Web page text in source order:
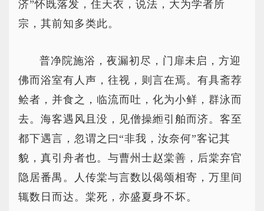
济”怀既落发，住天衣，说法，大为学者所
宗，其前知多类此。
普净院施浴，夜漏初尽，门扉未启，方迎
佛而浴室有人声，往视，则言在焉。有具斋荐
鲙者，并食之，临流而吐，化为小鲜，群泳而
去。海客遇风且没，见僧操縆引舶而济。客至
都下遇言，忽谓之曰“非我，汝奈何”客记其
貌，真引舟者也。与曹州士赵棠善，后棠弃官
隐居番禺。人传棠与言数以偈颂相寄，万里间
辄数日而达。棠死，亦盛夏身不坏。